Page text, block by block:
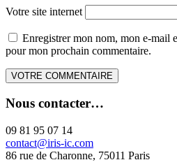
Votre site internet
Enregistrer mon nom, mon e-mail
pour mon prochain commentaire.
Nous contacter…
09 81 95 07 14
contact@iris-ic.com
86 rue de Charonne, 75011 Paris